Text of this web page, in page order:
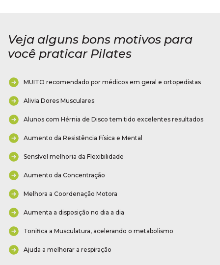
Veja alguns bons motivos para
você praticar Pilates
MUITO recomendado por médicos em geral e ortopedistas
Alivia Dores Musculares
Alunos com Hérnia de Disco tem tido excelentes resultados
Aumento da Resistência Física e Mental
Sensível melhoria da Flexibilidade
Aumento da Concentração
Melhora a Coordenação Motora
Aumenta a disposição no dia a dia
Tonifica a Musculatura, acelerando o metabolismo
Ajuda a melhorar a respiração